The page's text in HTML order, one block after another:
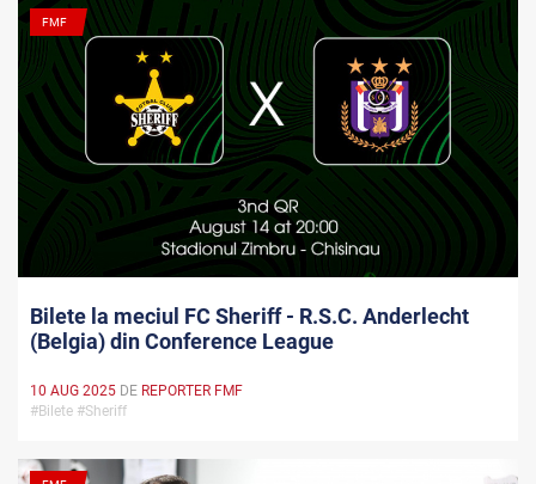
FMF
Bilete la meciul FC Sheriff - R.S.C. Anderlecht
(Belgia) din Conference League
10 AUG 2025 DE REPORTER FMF
#Bilete #Sheriff